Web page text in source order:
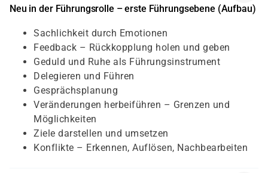
Neu in der Führungsrolle – erste Führungsebene (Aufbau)
Sachlichkeit durch Emotionen
Feedback – Rückkopplung holen und geben
Geduld und Ruhe als Führungsinstrument
Delegieren und Führen
Gesprächsplanung
Veränderungen herbeiführen – Grenzen und
Möglichkeiten
Ziele darstellen und umsetzen
Konflikte – Erkennen, Auflösen, Nachbearbeiten